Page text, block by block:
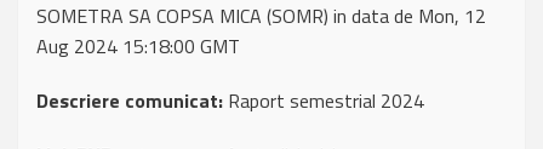
SOMETRA SA COPSA MICA (SOMR) in data de Mon, 12
Aug 2024 15:18:00 GMT
Descriere comunicat: Raport semestrial 2024